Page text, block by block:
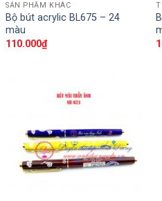
SẢN PHẨM KHÁC
Bộ bút acrylic BL675 – 24
màu
110.000₫